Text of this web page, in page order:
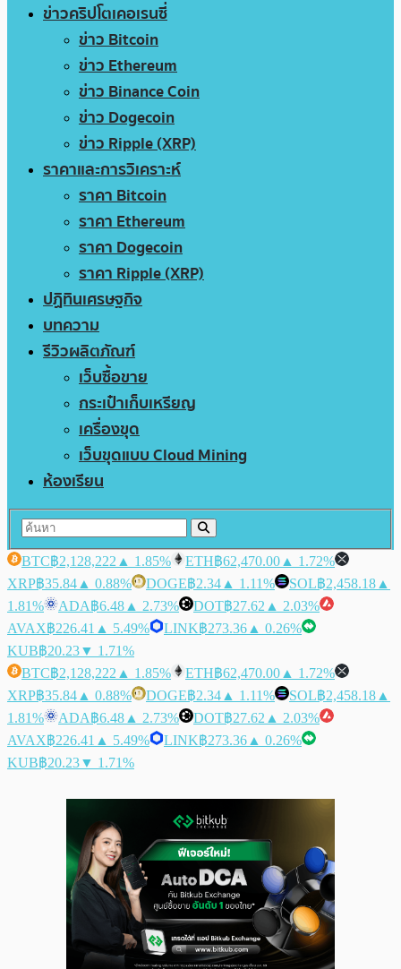
ข่าวคริปโตเคอเรนซี่
ข่าว Bitcoin
ข่าว Ethereum
ข่าว Binance Coin
ข่าว Dogecoin
ข่าว Ripple (XRP)
ราคาและการวิเคราะห์
ราคา Bitcoin
ราคา Ethereum
ราคา Dogecoin
ราคา Ripple (XRP)
ปฏิทินเศรษฐกิจ
บทความ
รีวิวผลิตภัณฑ์
เว็บซื้อขาย
กระเป๋าเก็บเหรียญ
เครื่องขุด
เว็บขุดแบบ Cloud Mining
ห้องเรียน
BTC฿2,128,222 ▲ 1.85% ETH฿62,470.00 ▲ 1.72%
XRP฿35.84 ▲ 0.88% DOGE฿2.34 ▲ 1.11% SOL฿2,458.18 ▲
1.81%
ADA฿6.48 ▲ 2.73% DOT฿27.62 ▲ 2.03%
AVAX฿226.41 ▲ 5.49% LINK฿273.36 ▲ 0.26%
KUB฿20.23▼ 1.71%
BTC฿2,128,222 ▲ 1.85% ETH฿62,470.00 ▲ 1.72%
XRP฿35.84 ▲ 0.88% DOGE฿2.34 ▲ 1.11% SOL฿2,458.18 ▲
1.81%
ADA฿6.48 ▲ 2.73% DOT฿27.62 ▲ 2.03%
AVAX฿226.41 ▲ 5.49% LINK฿273.36 ▲ 0.26%
KUB฿20.23▼ 1.71%